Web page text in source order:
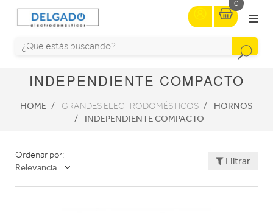
0
INDEPENDIENTE COMPACTO
HOME GRANDES ELECTRODOMÉSTICOS
HORNOS
INDEPENDIENTE COMPACTO
Ordenar por:
Relevancia
Filtrar